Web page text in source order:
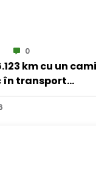
0
km cu un
în transport